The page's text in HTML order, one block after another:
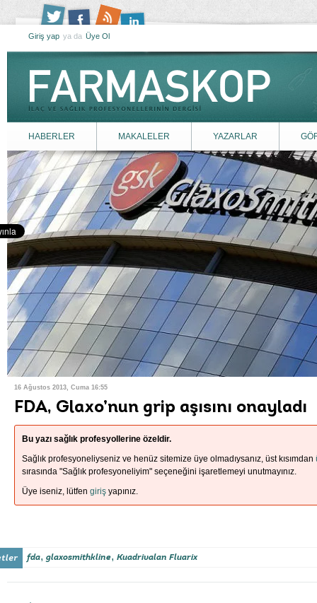
Giriş yap ya da Üye Ol
HABERLER MAKALELER YAZARLAR
16 Ağustos 2013, Cuma 16:55
FDA, Glaxo’nun grip aşısını onayladı
Bu yazı sağlık profesyollerine özeldir.
Sağlık profesyoneliyseniz ve henüz sitemize üye olmadıysanız, üst kısımdan
sırasında "Sağlık profesyoneliyim" seçeneğini işaretlemeyi unutmayınız.
Üye iseniz, lütfen giriş yapınız.
fda, glaxosmithkline, Kuadrivalan Fluarix